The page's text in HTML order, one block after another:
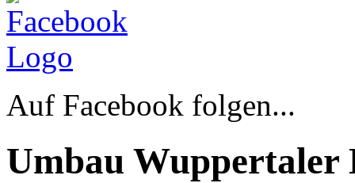
Auf Facebook folgen...
Umbau Wuppertaler